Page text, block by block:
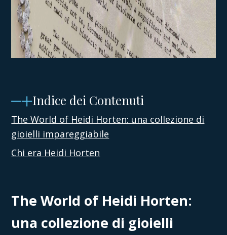
Indice dei Contenuti
The World of Heidi Horten: una collezione di
gioielli impareggiabile
Chi era Heidi Horten
The World of Heidi Horten:
una collezione di gioielli